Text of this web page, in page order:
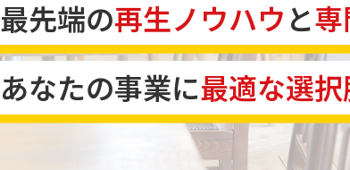
最先端の再生ノウハウと
あなたの事業に最適な選